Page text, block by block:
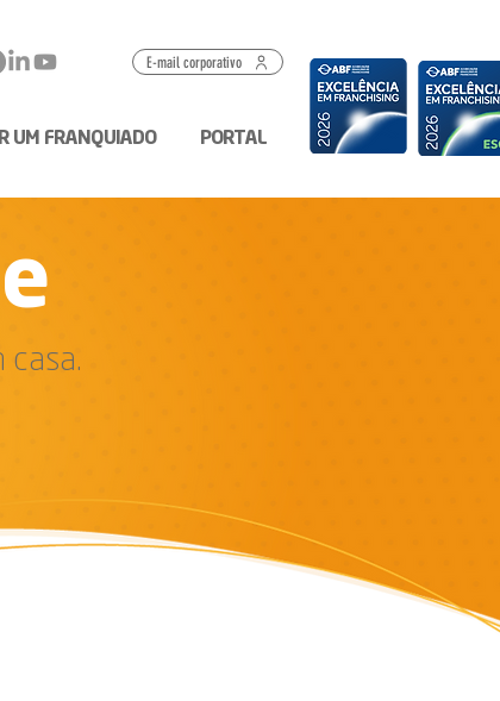
E-mail corporativo
UM FRANQUIADO PORTAL
casa.